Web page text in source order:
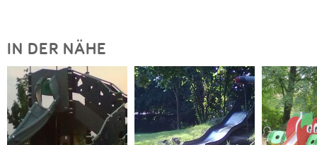
IN DER NÄHE